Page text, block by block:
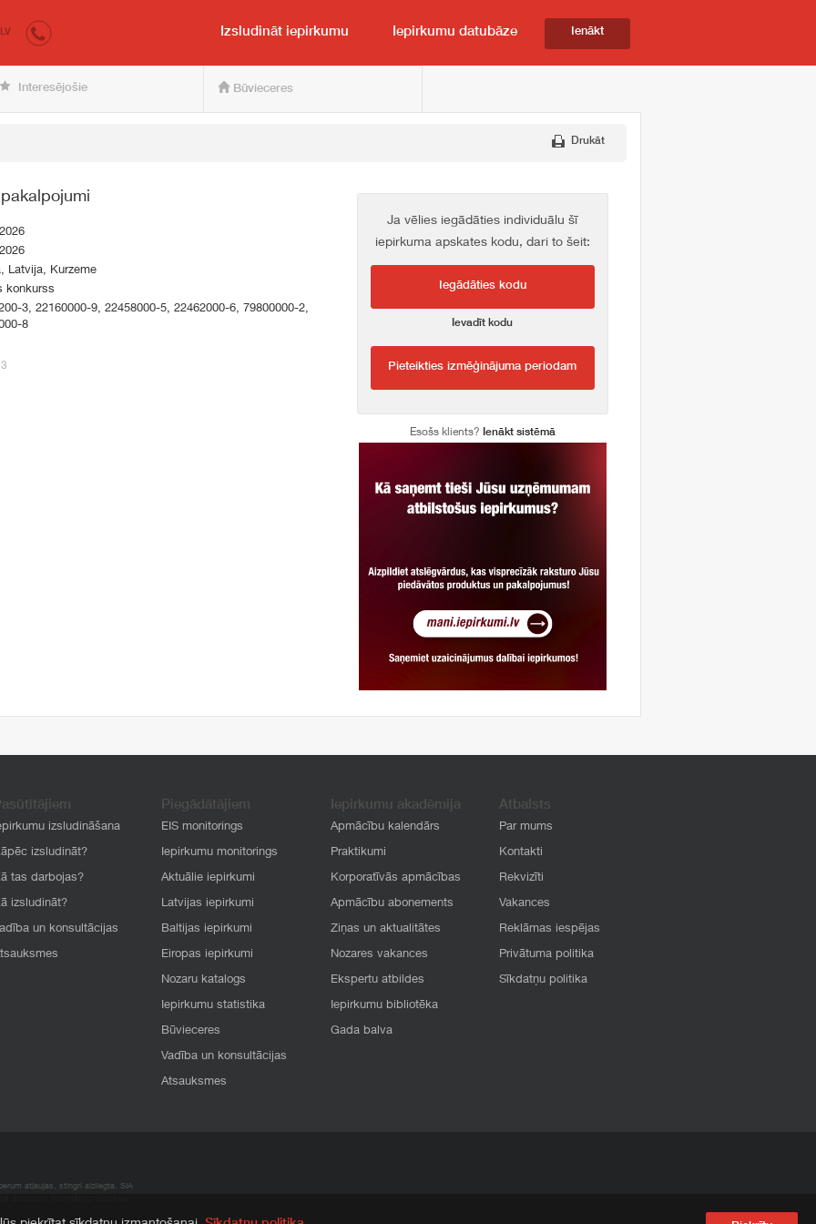
pircējam un pārdevējam
LV Izsludināt iepirkumu Iepirkumu datubāze Ienākt
Interesējošie Būvieceres
Drukāt
Latvija, Kurzeme
konkurss
3, 22160000-9, 22458000-5, 22462000-6, 79800000-2,
8
Ja vēlies iegādāties individuālu šī
iepirkuma apskates kodu, dari to šeit:
Iegādāties kodu
Ievadīt kodu
Pieteikties izmēģinājuma periodam
Esošs klients? Ienākt sistēmā
izsludināšana
izsludināt?
tas darbojas?
izsludināt?
un konsultācijas
Piegādātājiem
EIS monitorings
Iepirkumu monitorings
Aktuālie iepirkumi
Latvijas iepirkumi
Baltijas iepirkumi
Eiropas iepirkumi
Nozaru katalogs
Iepirkumu statistika
Būvieceres
Vadība un konsultācijas
Atsauksmes
Iepirkumu akadēmija
Apmācību kalendārs
Praktikumi
Korporatīvās apmācības
Apmācību abonements
Ziņas un aktualitātes
Nozares vakances
Ekspertu atbildes
Iepirkumu bibliotēka
Gada balva
Atbalsts
Par mums
Kontakti
Rekvizīti
Vakances
Reklāmas iespējas
Privātuma politika
Sīkdatņu politika
atļaujas, stingri aizliegta. SIA